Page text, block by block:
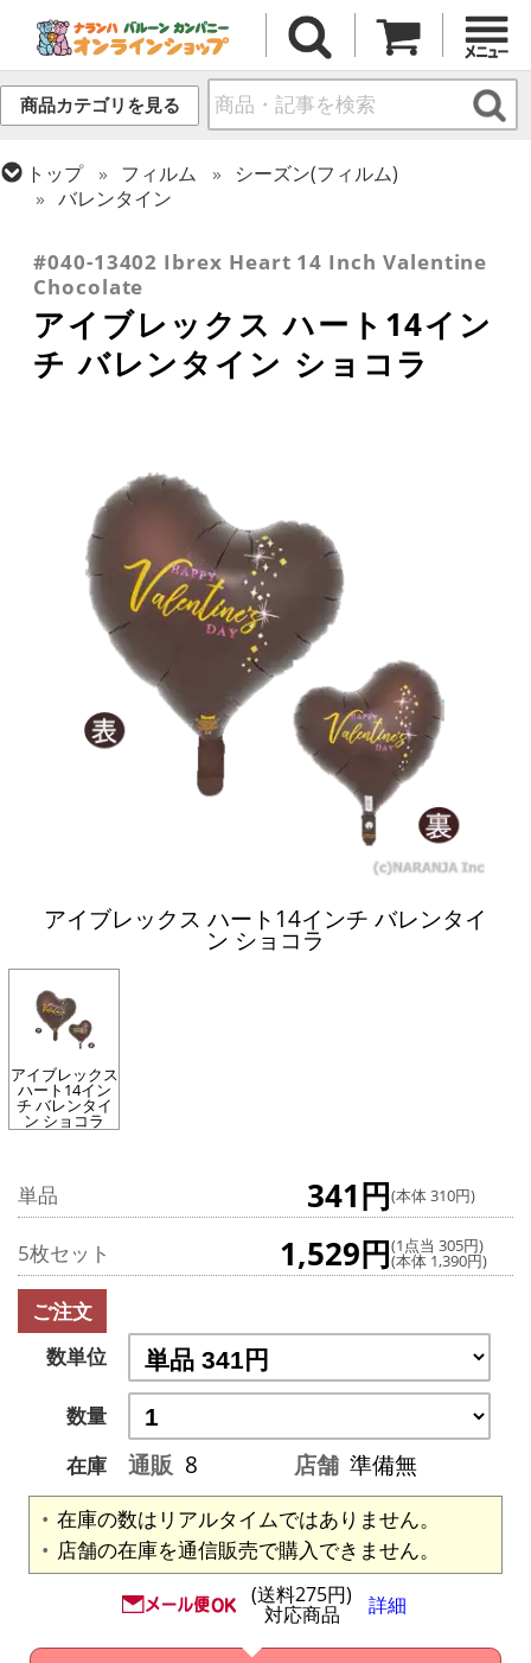
商品カテゴリを見る
トップ フィルム
シーズン(フィルム)
バレンタイン
アイブレックス
#040-13402 Ibrex Heart 14 Inch Valentine
Chocolate
アイブレックス ハート14イン
チ バレンタイン ショコラ
アイブレックス ハート14インチ バレンタイ
ン ショコラ
アイブレックス
ハート14イン
チ バレンタイ
ン ショコラ
単品 341円(本体 310円)
5枚セット 1,529円(1点当 305円)
(本体 1,390円)
ご注文
数単位
数量
在庫
通販 8 店舗 準備無
在庫の数はリアルタイムではありません。
店舗の在庫を通信販売で購入できません。
(送料275円)
対応商品 詳細